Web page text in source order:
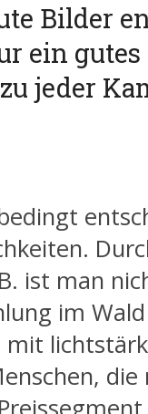
Bilder
ein
jeder
ist man
im
mit